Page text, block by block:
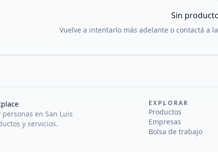
Sin
Vuelve a intentarlo más adelante o contactá a
en San Luis
y servicios.
EXPLORAR
Productos
Empresas
Bolsa de trabajo